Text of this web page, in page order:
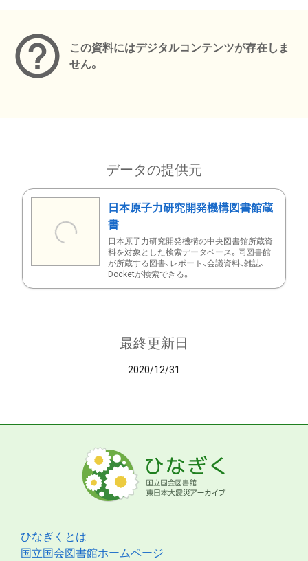
この資料にはデジタルコンテンツが存在しま
せん。
データの提供元
日本原子力研究開発機構図書館蔵
書
日本原子力研究開発機構の中央図書館所蔵資
料を対象とした検索データベース。同図書館
が所蔵する図書、レポート、会議資料、雑誌、
Docketが検索できる。
最終更新日
2020/12/31
ひなぎくとは
国立国会図書館ホームページ